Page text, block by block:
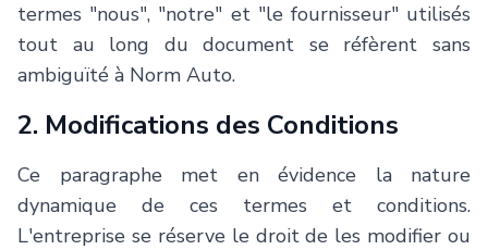
termes "nous", "notre" et "le fournisseur" utilisés
tout au long du document se réfèrent sans
ambiguïté à Norm Auto.
2. Modifications des Conditions
Ce paragraphe met en évidence la nature
dynamique de ces termes et conditions.
L'entreprise se réserve le droit de les modifier ou